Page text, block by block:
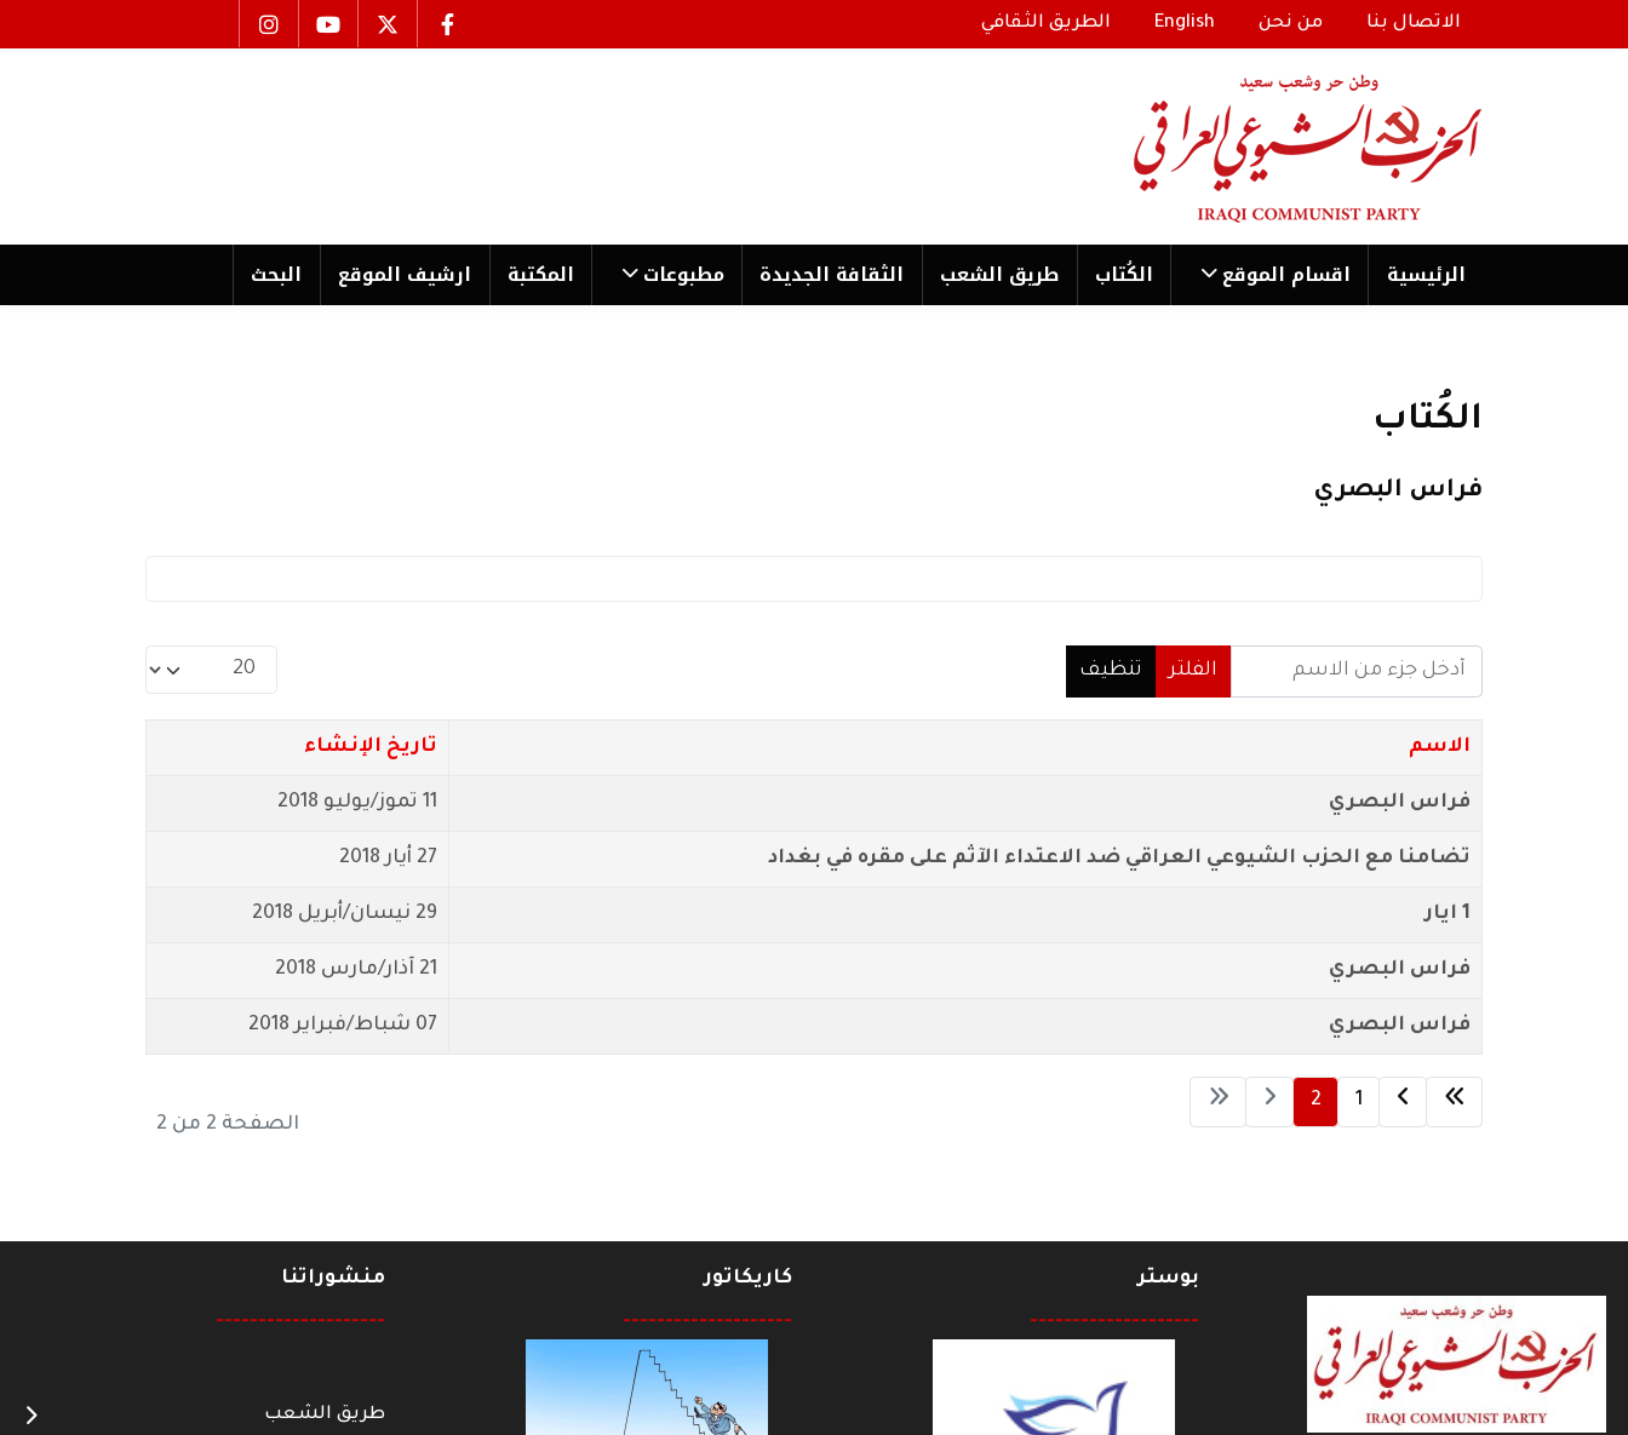
الاتصال بنا من نحن English الطريق الثقافي
الرئیسية اقسام الموقع الكُتاب طریق الشعب الثقافة الجدیدة مطبوعات المكتبة ارشیف الموقع البحث
الكُتاب
فراس البصري
أدخل جزء من الاسم
الفلتر تنظيف
عدد الإظهارات:
الاسم تاريخ الإنشاء
فراس البصري 11 تموز/يوليو 2018
تضامنا مع الحزب الشيوعي العراقي ضد الاعتداء الآثم على مقره في بغداد 27 أيار 2018
1 ايار 29 نيسان/أبريل 2018
فراس البصري 21 آذار/مارس 2018
فراس البصري 07 شباط/فبراير 2018
الصفحة 2 من 2
1
2
بوستر
--------------------
كاريكاتور
--------------------
منشوراتنا
--------------------
طريق الشعب